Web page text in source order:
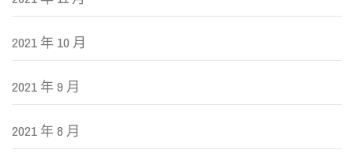
2021 年 10 月
2021 年 9 月
2021 年 8 月